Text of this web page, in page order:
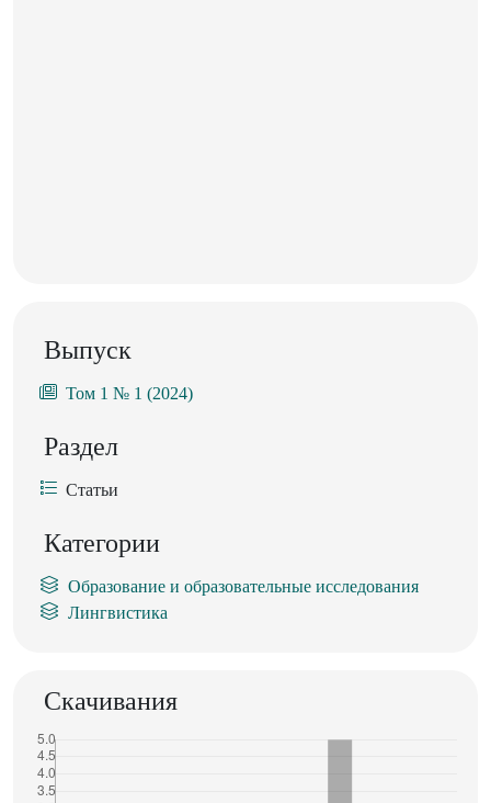
Выпуск
Том 1 № 1 (2024)
Раздел
Статьи
Категории
Образование и образовательные исследования
Лингвистика
Скачивания